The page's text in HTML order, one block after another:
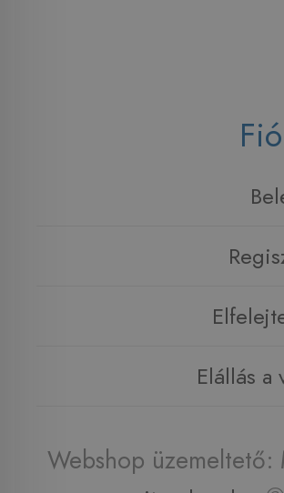
Elállás a
Webshop